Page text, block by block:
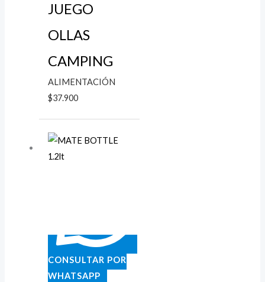
JUEGO
OLLAS
CAMPING
ALIMENTACIÓN
$37.900
CONSULTAR POR
WHATSAPP